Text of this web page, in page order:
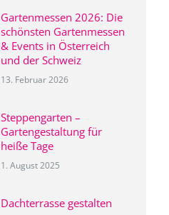
Gartenmessen 2026: Die
schönsten Gartenmessen
& Events in Österreich
und der Schweiz
13. Februar 2026
Steppengarten –
Gartengestaltung für
heiße Tage
1. August 2025
Dachterrasse gestalten